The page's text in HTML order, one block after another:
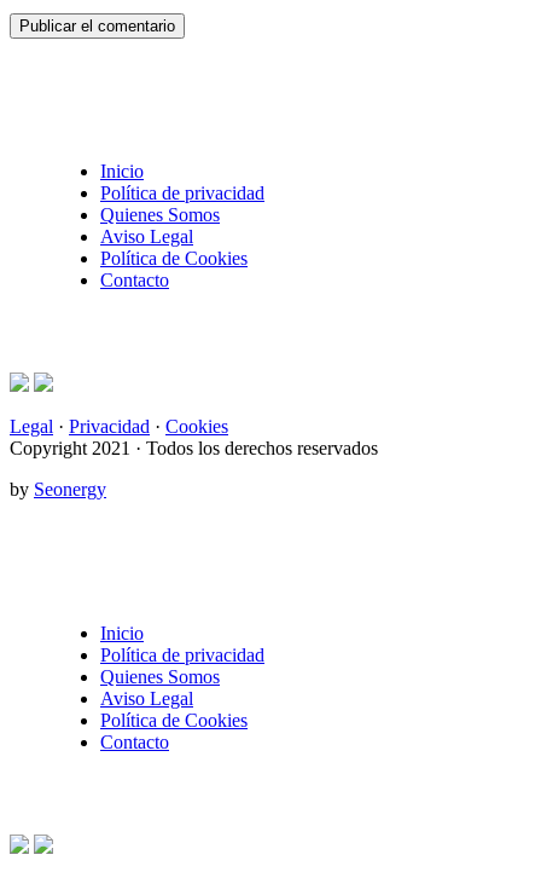
Inicio
Política de privacidad
Quienes Somos
Aviso Legal
Política de Cookies
Contacto
Legal · Privacidad · Cookies
Copyright 2021 · Todos los derechos reservados
by Seonergy
Inicio
Política de privacidad
Quienes Somos
Aviso Legal
Política de Cookies
Contacto